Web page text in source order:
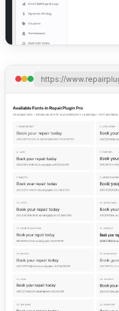
https://